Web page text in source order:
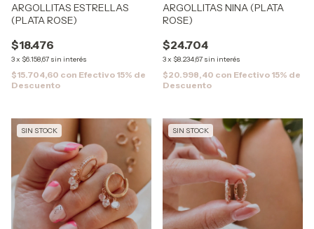
ARGOLLITAS ESTRELLAS
(PLATA ROSE)
$18.476
3x $6.158,67 sin interés
$15.704,60 con Efectivo 15% de
Descuento
ARGOLLITAS NINA (PLATA
ROSE)
$24.704
3x $8.234,67 sin interés
$20.998,40 con Efectivo 15% de
Descuento
SIN STOCK SIN STOCK